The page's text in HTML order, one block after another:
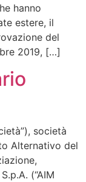
hanno
estere, il
del
2019, […]
società
Alternativo del
(“AIM